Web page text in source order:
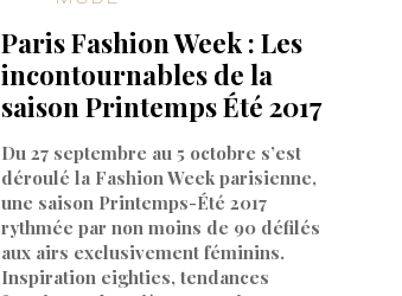
Paris Fashion Week : Les
incontournables de la
saison Printemps Été 2017
Du 27 septembre au 5 octobre s’est
déroulé la Fashion Week parisienne,
une saison Printemps-Été 2017
rythmée par non moins de 90 défilés
aux airs exclusivement féminins.
Inspiration eighties, tendances